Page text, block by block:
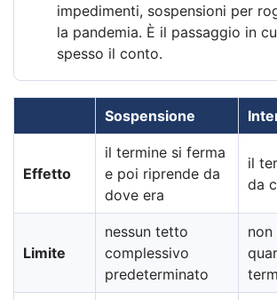
impedimenti, sospensioni per
la pandemia. È il passaggio in
spesso il conto.
Sospensione
Effetto
il termine si ferma
e poi riprende da
dove era
il
da
Limite
nessun tetto
complessivo
predeterminato